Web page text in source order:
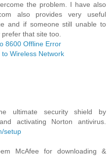
the problem. I have also
also provides very useful
and if someone still unable to
that site too.
8600 Offline Error
Wireless Network
ultimate security shield by
activating Norton antivirus.
setup
McAfee for downloading &